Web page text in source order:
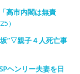
高市内閣は無責
）
”▽親子４人死亡事
ヘンリー夫妻を日